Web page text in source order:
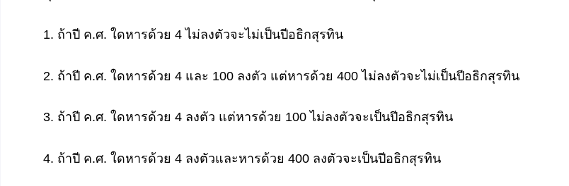
1. ถ้าปี ค.ศ. ใดหารด้วย 4 ไม่ลงตัวจะไม่เป็นปีอธิกสุรทิน
2. ถ้าปี ค.ศ. ใดหารด้วย 4 และ 100 ลงตัว แต่หารด้วย 400 ไม่ลงตัวจะไม่เป็นปีอธิกสุรทิน
3. ถ้าปี ค.ศ. ใดหารด้วย 4 ลงตัว แต่หารด้วย 100 ไม่ลงตัวจะเป็นปีอธิกสุรทิน
4. ถ้าปี ค.ศ. ใดหารด้วย 4 ลงตัวและหารด้วย 400 ลงตัวจะเป็นปีอธิกสุรทิน